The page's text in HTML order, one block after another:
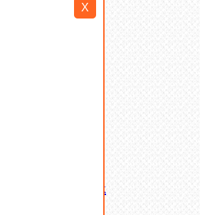
X
крепеж